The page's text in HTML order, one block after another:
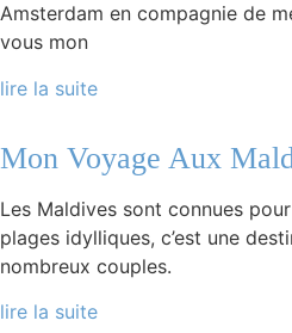
Amsterdam en compagnie de
vous mon
lire la suite
Mon Voyage Aux
Les Maldives sont connues
plages idylliques, c’est une
nombreux couples.
lire la suite